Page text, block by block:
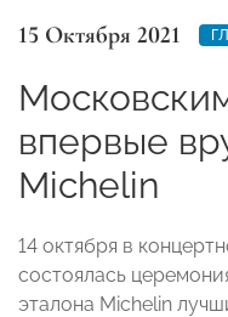
15 Октября 2021
впервые
Michelin
14 октября в
состоялась
эталона Michelin